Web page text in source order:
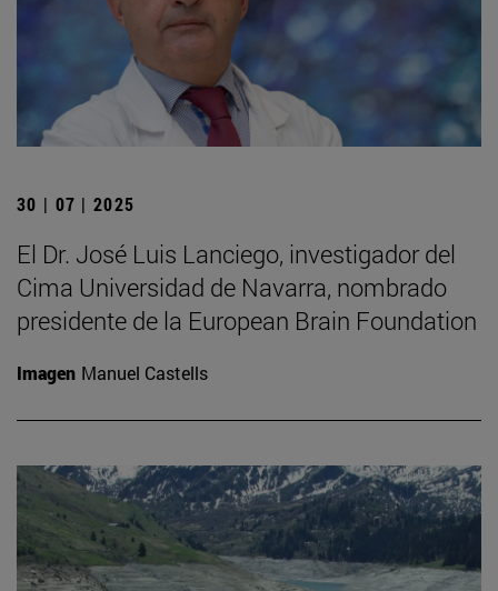
30 | 07 | 2025
El Dr. José Luis Lanciego, investigador del
Cima Universidad de Navarra, nombrado
presidente de la European Brain Foundation
Imagen Manuel Castells